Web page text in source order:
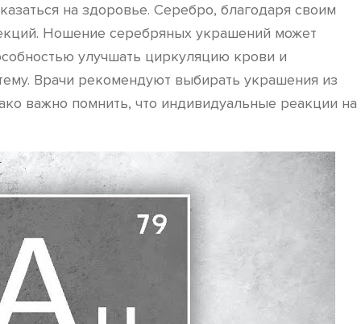
на здоровье. Серебро, благодаря своим
Ношение серебряных украшений может
улучшать циркуляцию крови и
Врачи рекомендуют выбирать украшения из
важно помнить, что индивидуальные реакции на